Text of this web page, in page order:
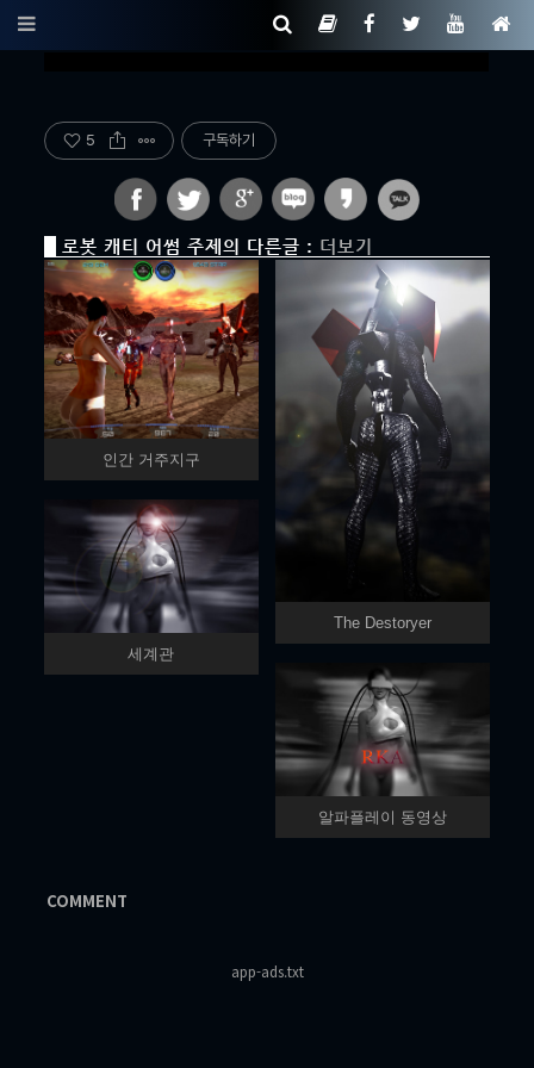
5 구독하기
로봇 캐티 어썸 주제의 다른글 : 더보기
인간 거주지구
The Destoryer
세계관
알파플레이 동영상
COMMENT
app-ads.txt